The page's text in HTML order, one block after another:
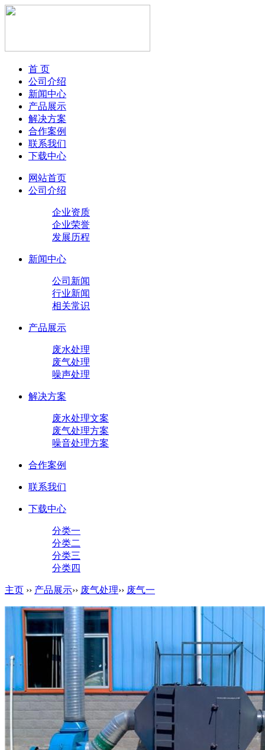
首 页
公司介绍
新闻中心
产品展示
解决方案
合作案例
联系我们
下载中心
网站首页
公司介绍
企业资质
企业荣誉
发展历程
新闻中心
公司新闻
行业新闻
相关常识
产品展示
废水处理
废气处理
噪声处理
解决方案
废水处理文案
废气处理方案
噪音处理方案
合作案例
联系我们
下载中心
分类一
分类二
分类三
分类四
主页 ›› 产品展示›› 废气处理›› 废气一